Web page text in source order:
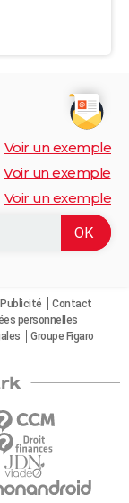
Voir un exemple
Voir un exemple
Voir un exemple
Publicité
Contact
personnelles
Groupe Figaro